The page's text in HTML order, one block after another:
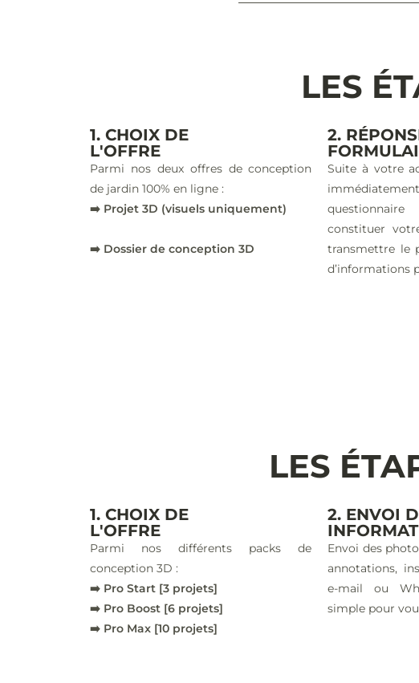
LES
1. CHOIX DE
L'OFFRE
Parmi nos deux offres de conception
de jardin 100% en ligne :
➡️ Projet 3D (visuels uniquement)
➡️ Dossier de conception 3D
2.
Suite à votre
constituer
transmettre le
d’informations
LES
1. CHOIX DE
L'OFFRE
Parmi nos différents packs de
conception 3D :
➡️ Pro Start [3 projets]
➡️ Pro Boost [6 projets]
➡️ Pro Max [10 projets]
2. ENVOI
Envoi des
annotations,
e-mail ou
simple pour